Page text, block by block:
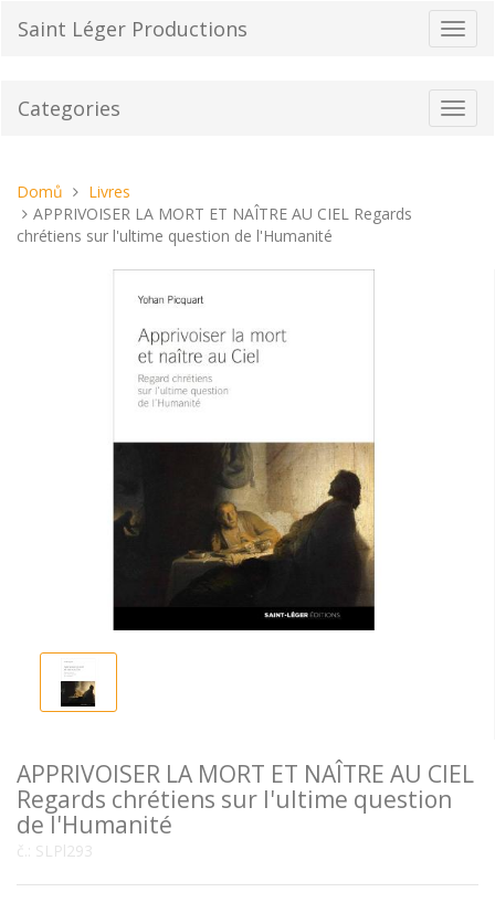
Saint Léger Productions
Categories
Nacházíte
se
tady:
Domů
Livres
APPRIVOISER LA MORT ET NAÎTRE AU CIEL Regards
chrétiens sur l'ultime question de l'Humanité
APPRIVOISER LA MORT ET NAÎTRE AU CIEL
Regards chrétiens sur l'ultime question
de l'Humanité
č.: SLPl293